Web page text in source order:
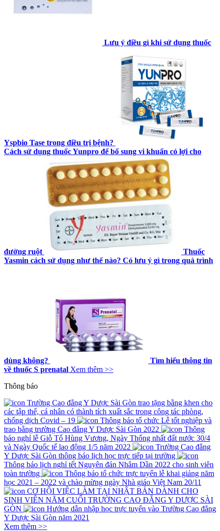
Lưu ý điều gì khi sử dụng thuốc
Yspbio Tase trong điều trị bệnh?
Cách sử dụng thuốc Yunpro để bổ sung vi khuẩn có lợi cho
đường ruột
Thuốc
Yasmin cách sử dụng như thế nào? Có lưu ý gì trong quá trình
dùng không?
Tìm hiểu thông tin
về thuốc S prenatal Xem thêm >>
Thông báo
Trường Cao đẳng Y Dược Sài Gòn trao tặng bằng khen cho
các tập thể, cá nhân có thành tích xuất sắc trong công tác phòng,
chống dịch Covid – 19
Thông báo tổ chức Lễ tốt nghiệp và
trao bằng trường Cao đẳng Y Dược Sài Gòn 2022
Thông
báo nghỉ lễ Giỗ Tổ Hùng Vương, Ngày Thống nhất đất nước 30/4
và Ngày Quốc tế lao động 1/5 năm 2022
Trường Cao đẳng
Y Dược Sài Gòn thông báo lịch học trực tiếp tại trường
Thông báo lịch nghỉ tết Nguyên đán Nhâm Dần 2022 cho sinh viên
toàn trường
Thông báo tổ chức trực tuyến lễ khai giảng năm
học 2021 – 2022 và chào mừng ngày Nhà giáo Việt Nam 20/11
CƠ HỘI VIỆC LÀM TẠI NHẬT BẢN DÀNH CHO
SINH VIÊN NĂM CUỐI TRƯỜNG CAO ĐẲNG Y DƯỢC SÀI
GÒN
Hướng dẫn nhập học trực tuyến vào Trường Cao đẳng
Y Dược Sài Gòn năm 2021
Xem thêm >>